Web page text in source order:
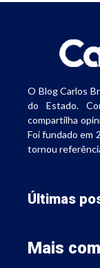
O Blog Carlos
do Estado.
compartilha
Foi fundado em
tornou
Últimas
Mais